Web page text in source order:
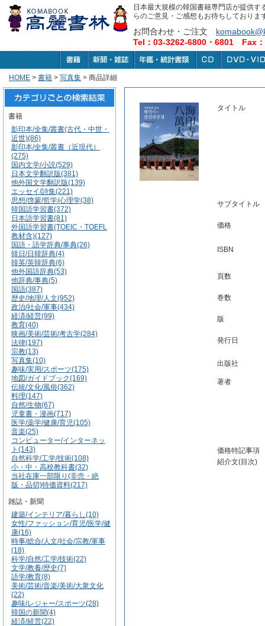
日本最大規模の韓国書籍専門店が提供
らのご意見・ご感想もお待ちしておりま
お問合わせ・ご注文
Tel：03-3262-6800・6801 Fax
HOME > 書籍 > 写真集 > 商品詳細
書籍
影印本/全集/叢書(古代・中世・
近世)(86)
影印本/全集/叢書（近現代）
(275)
国内文学/小説(529)
日本文学翻訳版(381)
他外国文学翻訳版(139)
エッセイ/詩集(221)
思想/啓蒙/哲学/心理学(38)
韓国語学習書(372)
日本語学習書(81)
外国語学習書(TOEIC・TOEFL
教材含)(127)
国語・語学辞典/事典(26)
韓日/日韓辞典(4)
韓英/英韓辞典(6)
他外国語辞典(53)
他辞典/事典(5)
国語(387)
歴史/地理/人文(952)
政治/社会/軍事(434)
経済/経営(99)
教育(40)
映画/美術/芸術/考古学(284)
法律(197)
宗教(13)
写真集(10)
趣味/実用/スポーツ(175)
地図/ガイドブック(169)
伝統/文化/風俗(362)
料理(147)
自然/生物(67)
児童書・漫画(717)
医学/薬学/健康/育児(105)
音楽(25)
コンピューター/インターネッ
ト(143)
自然科学/工学/技術(108)
小・中・高校教科書(32)
当社在庫一部限り(非売・絶
版・品切)特価資料(217)
雑誌・新聞
建築/インテリア/暮らし(10)
女性/ファッション/育児/医学/健
康(16)
時事/総合/人文/社会/宗教/軍事
(18)
科学/自然/工学/技術(22)
文学/教養/歴史(7)
語学/教育(8)
美術/芸術/音楽/美術/大衆文化
(22)
趣味/レジャー/スポーツ(28)
韓国の新聞(4)
経済/経営(22)
タイトル
サブタイトル
価格
ISBN
頁数
巻数
版
発行日
出版社
著者
価格特記事項
紹介文(目次)